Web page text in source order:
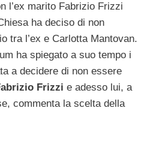
l’ex marito Fabrizio Frizzi
ha deciso di non
tra l’ex e Carlotta Mantovan.
ha spiegato a suo tempo i
a decidere di non essere
Frizzi e adesso lui, a
commenta la scelta della